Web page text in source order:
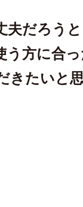
夫だろう
方に合
たいと思